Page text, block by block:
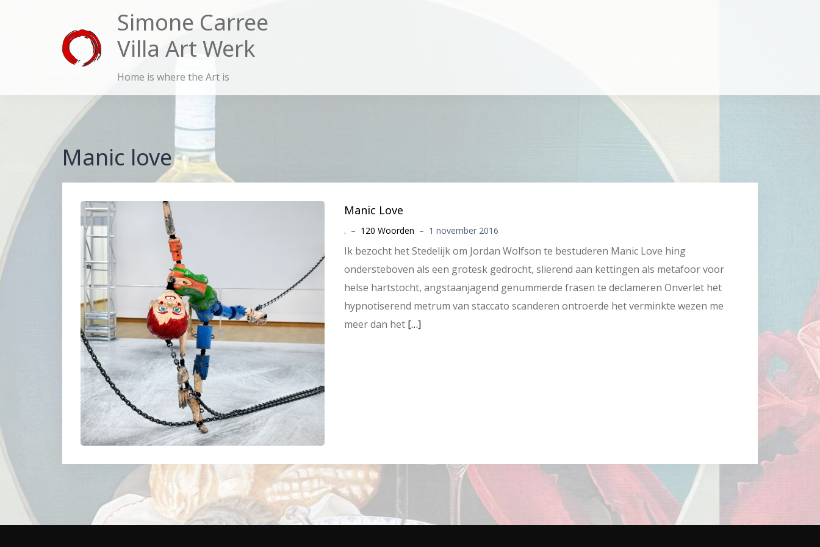
Simone Carree
Villa Art Werk
Home is where the Art is
Manic love
Manic Love
. – 120 Woorden – 1 november 2016
Ik bezocht het Stedelijk om Jordan Wolfson te bestuderen Manic Love hing
ondersteboven als een grotesk gedrocht, slierend aan kettingen als metafoor voor
helse hartstocht, angstaanjagend genummerde frasen te declameren Onverlet het
hypnotiserend metrum van staccato scanderen ontroerde het verminkte wezen me
meer dan het […]